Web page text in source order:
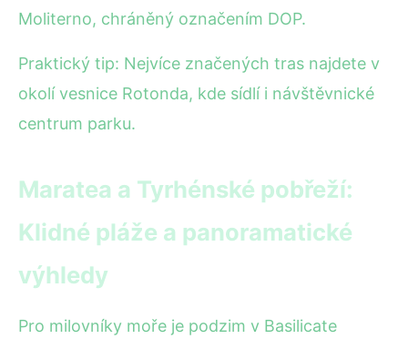
Moliterno, chráněný označením DOP.
Praktický tip: Nejvíce značených tras najdete v
okolí vesnice Rotonda, kde sídlí i návštěvnické
centrum parku.
Maratea a Tyrhénské pobřeží:
Klidné pláže a panoramatické
výhledy
Pro milovníky moře je podzim v Basilicate